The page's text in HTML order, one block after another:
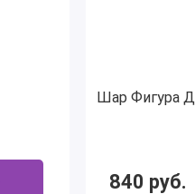
Шар Фигура
840 руб.